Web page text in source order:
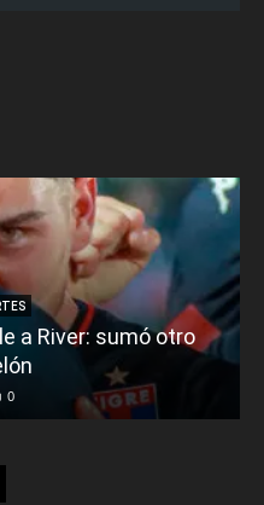
a River: sumó otro
0